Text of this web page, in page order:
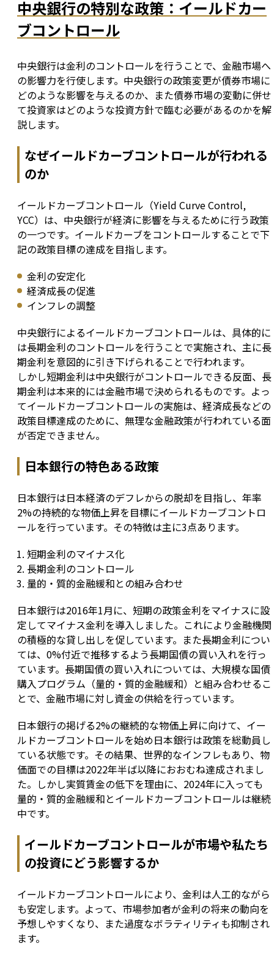
中央銀行の特別な政策：イールドカー
ブコントロール
中央銀行は金利のコントロールを行うことで、金融市場へ
の影響力を行使します。中央銀行の政策変更が債券市場に
どのような影響を与えるのか、また債券市場の変動に併せ
て投資家はどのような投資方針で臨む必要があるのかを解
説します。
なぜイールドカーブコントロールが行われる
のか
イールドカーブコントロール（Yield Curve Control,
YCC）は、中央銀行が経済に影響を与えるために行う政策
の一つです。イールドカーブをコントロールすることで下
記の政策目標の達成を目指します。
金利の安定化
経済成長の促進
インフレの調整
中央銀行によるイールドカーブコントロールは、具体的に
は長期金利のコントロールを行うことで実施され、主に長
期金利を意図的に引き下げられることで行われます。
しかし短期金利は中央銀行がコントロールできる反面、長
期金利は本来的には金融市場で決められるものです。よっ
てイールドカーブコントロールの実施は、経済成長などの
政策目標達成のために、無理な金融政策が行われている面
が否定できません。
日本銀行の特色ある政策
日本銀行は日本経済のデフレからの脱却を目指し、年率
2%の持続的な物価上昇を目標にイールドカーブコントロ
ールを行っています。その特徴は主に3点あります。
短期金利のマイナス化
長期金利のコントロール
量的・質的金融緩和との組み合わせ
日本銀行は2016年1月に、短期の政策金利をマイナスに設
定してマイナス金利を導入しました。これにより金融機関
の積極的な貸し出しを促しています。また長期金利につい
ては、0%付近で推移するよう長期国債の買い入れを行っ
ています。長期国債の買い入れについては、大規模な国債
購入プログラム（量的・質的金融緩和）と組み合わせるこ
とで、金融市場に対し資金の供給を行っています。
日本銀行の掲げる2%の継続的な物価上昇に向けて、イー
ルドカーブコントロールを始め日本銀行は政策を総動員し
ている状態です。その結果、世界的なインフレもあり、物
価面での目標は2022年半ば以降におおむね達成されまし
た。しかし実質賃金の低下を理由に、2024年に入っても
量的・質的金融緩和とイールドカーブコントロールは継続
中です。
イールドカーブコントロールが市場や私たち
の投資にどう影響するか
イールドカーブコントロールにより、金利は人工的ながら
も安定します。よって、市場参加者が金利の将来の動向を
予想しやすくなり、また過度なボラティリティも抑制され
ます。